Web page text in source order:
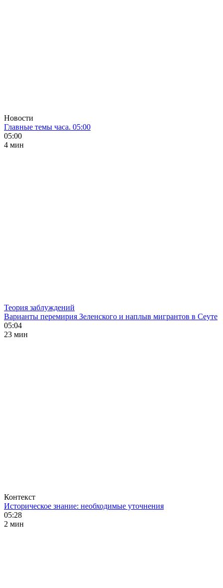
Новости
Главные темы часа. 05:00
05:00
4 мин
Теория заблуждений
Варианты перемирия Зеленского и наплыв мигрантов в Сеуте
05:04
23 мин
Контекст
Историческое знание: необходимые уточнения
05:28
2 мин